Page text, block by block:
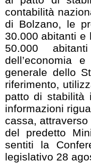
contabilità
di Bolzano, le
30.000 abitanti e
50.000
dell’economia
generale dello
riferimento,
patto di stabilità
informazioni
cassa,
del predetto
sentiti la
legislativo 28